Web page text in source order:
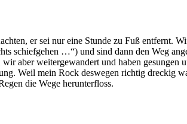
er sei nur eine Stunde zu Fuß entfernt.
schiefgehen …“) und sind dann den Weg
aber weitergewandert und haben gesungen
Weil mein Rock deswegen richtig dreckig
die Wege herunterfloss.